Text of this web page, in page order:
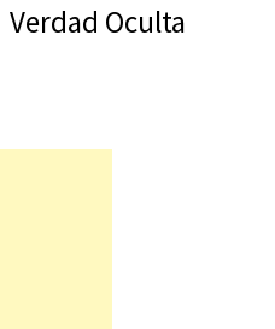
Verdad Oculta